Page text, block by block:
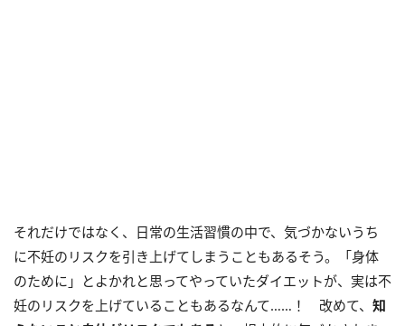
それだけではなく、日常の生活習慣の中で、気づかないうち
に不妊のリスクを引き上げてしまうこともあるそう。「身体
のために」とよかれと思ってやっていたダイエットが、実は不
妊のリスクを上げていることもあるなんて……！ 改めて、 知